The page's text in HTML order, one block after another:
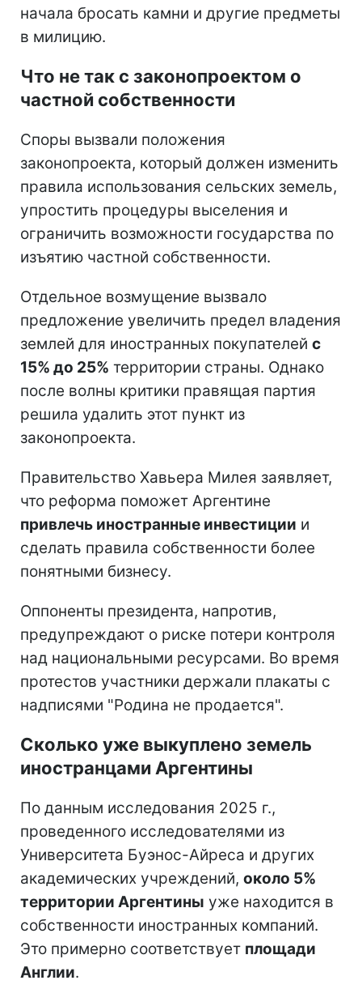
начала бросать камни и другие предметы
в милицию.
Что не так с законопроектом о
частной собственности
Споры вызвали положения
законопроекта, который должен изменить
правила использования сельских земель,
упростить процедуры выселения и
ограничить возможности государства по
изъятию частной собственности.
Отдельное возмущение вызвало
предложение увеличить предел владения
землей для иностранных покупателей с
15% до 25% территории страны. Однако
после волны критики правящая партия
решила удалить этот пункт из
законопроекта.
Правительство Хавьера Милея заявляет,
что реформа поможет Аргентине
привлечь иностранные инвестиции и
сделать правила собственности более
понятными бизнесу.
Оппоненты президента, напротив,
предупреждают о риске потери контроля
над национальными ресурсами. Во время
протестов участники держали плакаты с
надписями "Родина не продается".
Сколько уже выкуплено земель
иностранцами Аргентины
По данным исследования 2025 г.,
проведенного исследователями из
Университета Буэнос-Айреса и других
академических учреждений, около 5%
территории Аргентины уже находится в
собственности иностранных компаний.
Это примерно соответствует площади
Англии.